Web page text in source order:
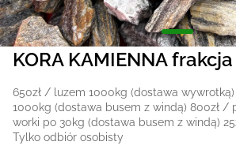
KORA KAMIENNA
650zł / luzem 1000kg (dostawa
1000kg (dostawa busem z windą) 800zł /
worki po 30kg (dostawa busem z windą)
Tylko odbiór osobisty